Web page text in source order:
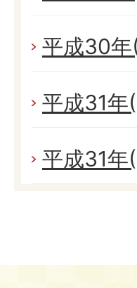
平成30年
平成31年
平成31年